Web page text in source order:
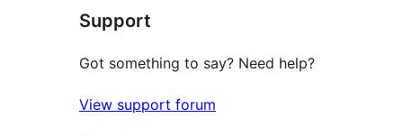
Support
Got something to say? Need help?
View support forum